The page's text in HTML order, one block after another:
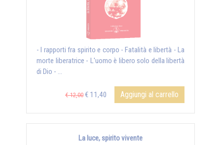
- I rapporti fra spirito e corpo - Fatalità e libertà - La
morte liberatrice - L'uomo è libero solo della libertà
di Dio - ...
€ 12,00 € 11,40 Aggiungi al carrello
La luce, spirito vivente